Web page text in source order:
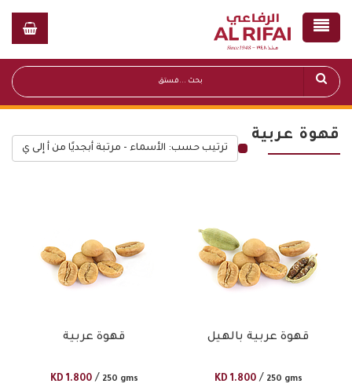
قهوة عربية
ترتيب حسب: الأسماء - مرتبة أبجديًا من أ إلى ي
قهوة عربية
KD 1.800 / 250 gms
قهوة عربية بالهيل
KD 1.800 / 250 gms